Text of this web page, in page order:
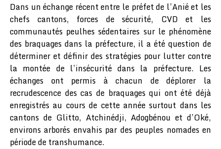
Dans un échange récent entre le préfet de l’Anié et les
chefs cantons, forces de sécurité, CVD et les
communautés peulhes sédentaires sur le phénomène
des braquages dans la préfecture, il a été question de
déterminer et définir des stratégies pour lutter contre
la montée de l’insécurité dans la préfecture. Les
échanges ont permis à chacun de déplorer la
recrudescence des cas de braquages qui ont été déjà
enregistrés au cours de cette année surtout dans les
cantons de Glitto, Atchinédji, Adogbénou et d’Oké,
environs arborés envahis par des peuples nomades en
période de transhumance.